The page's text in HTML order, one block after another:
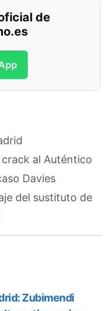
de
al Auténtico
Davies
del sustituto de
Zubimendi